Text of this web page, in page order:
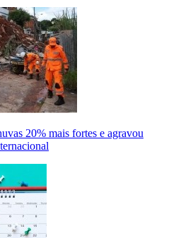
20% mais fortes e agravou